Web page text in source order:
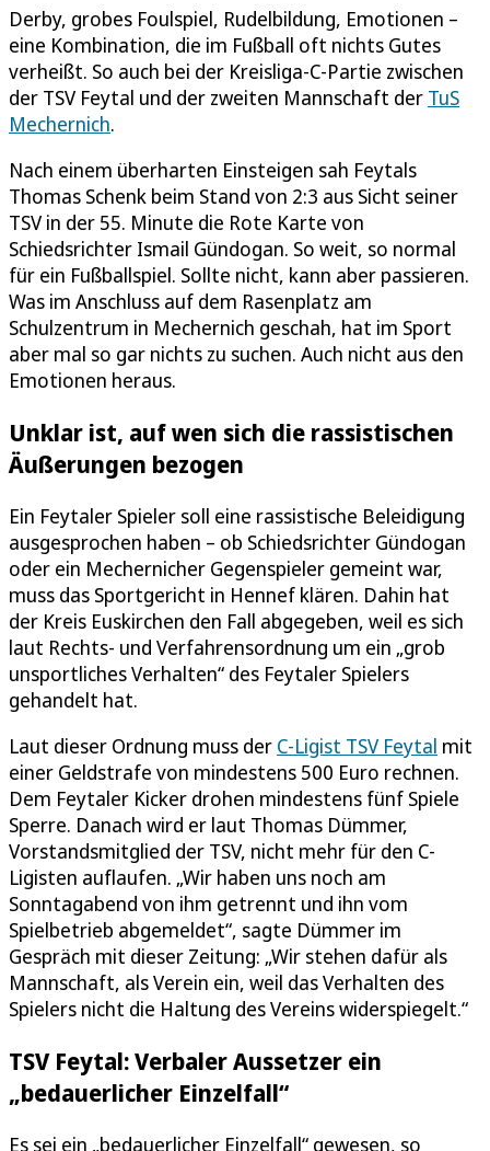
Derby, grobes Foulspiel, Rudelbildung, Emotionen –
eine Kombination, die im Fußball oft nichts Gutes
verheißt. So auch bei der Kreisliga-C-Partie zwischen
der TSV Feytal und der zweiten Mannschaft der TuS
Mechernich.
Nach einem überharten Einsteigen sah Feytals
Thomas Schenk beim Stand von 2:3 aus Sicht seiner
TSV in der 55. Minute die Rote Karte von
Schiedsrichter Ismail Gündogan. So weit, so normal
für ein Fußballspiel. Sollte nicht, kann aber passieren.
Was im Anschluss auf dem Rasenplatz am
Schulzentrum in Mechernich geschah, hat im Sport
aber mal so gar nichts zu suchen. Auch nicht aus den
Emotionen heraus.
Unklar ist, auf wen sich die rassistischen
Äußerungen bezogen
Ein Feytaler Spieler soll eine rassistische Beleidigung
ausgesprochen haben – ob Schiedsrichter Gündogan
oder ein Mechernicher Gegenspieler gemeint war,
muss das Sportgericht in Hennef klären. Dahin hat
der Kreis Euskirchen den Fall abgegeben, weil es sich
laut Rechts- und Verfahrensordnung um ein „grob
unsportliches Verhalten“ des Feytaler Spielers
gehandelt hat.
Laut dieser Ordnung muss der C-Ligist TSV Feytal mit
einer Geldstrafe von mindestens 500 Euro rechnen.
Dem Feytaler Kicker drohen mindestens fünf Spiele
Sperre. Danach wird er laut Thomas Dümmer,
Vorstandsmitglied der TSV, nicht mehr für den C-
Ligisten auflaufen. „Wir haben uns noch am
Sonntagabend von ihm getrennt und ihn vom
Spielbetrieb abgemeldet“, sagte Dümmer im
Gespräch mit dieser Zeitung: „Wir stehen dafür als
Mannschaft, als Verein ein, weil das Verhalten des
Spielers nicht die Haltung des Vereins widerspiegelt.“
TSV Feytal: Verbaler Aussetzer ein
„bedauerlicher Einzelfall“
Es sei ein „bedauerlicher Einzelfall“ gewesen, so